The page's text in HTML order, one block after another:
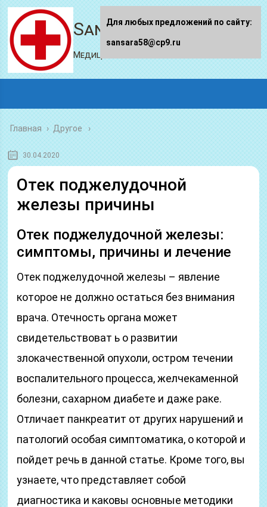
Sansara58.ru
Медицинский портал
Главная › Другое
30.04.2020
Отек поджелудочной
железы причины
Отек поджелудочной железы:
симптомы, причины и лечение
Отек поджелудочной железы – явление
которое не должно остаться без внимания
врача. Отечность органа может
свидетельствоват ь о развитии
злокачественной опухоли, остром течении
воспалительного процесса, желчекаменной
болезни, сахарном диабете и даже раке.
Отличает панкреатит от других нарушений и
патологий особая симптоматика, о которой и
пойдет речь в данной статье. Кроме того, вы
узнаете, что представляет собой
диагностика и каковы основные методики
Для любых предложений по сайту:
sansara58@cp9.ru